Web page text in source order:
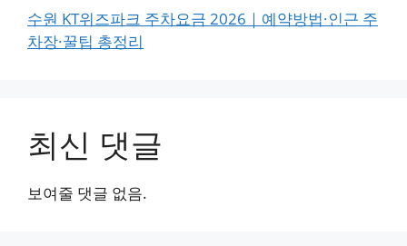
수원 KT위즈파크 주차요금 2026｜예약방법·인근 주
차장·꿀팁 총정리
최신 댓글
보여줄 댓글 없음.